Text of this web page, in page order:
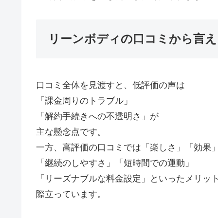
リーンボディの口コミから言
口コミ全体を見渡すと、低評価の声は
「課金周りのトラブル」
「解約手続きへの不透明さ」が
主な懸念点です。
一方、高評価の口コミでは「楽しさ」「効果」
「継続のしやすさ」「短時間での運動」
「リーズナブルな料金設定」といったメリッ
際立っています。